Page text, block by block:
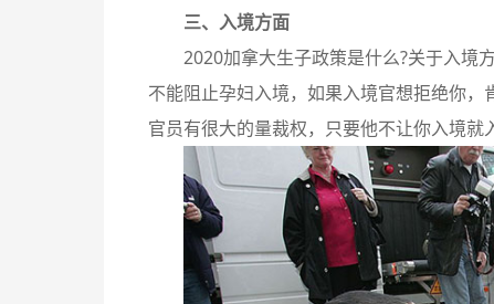
三、入境方面
2020加拿大生子政策是什么?关于入境
不能阻止孕妇入境，如果入境官想拒绝你
官员有很大的量裁权，只要他不让你入境就